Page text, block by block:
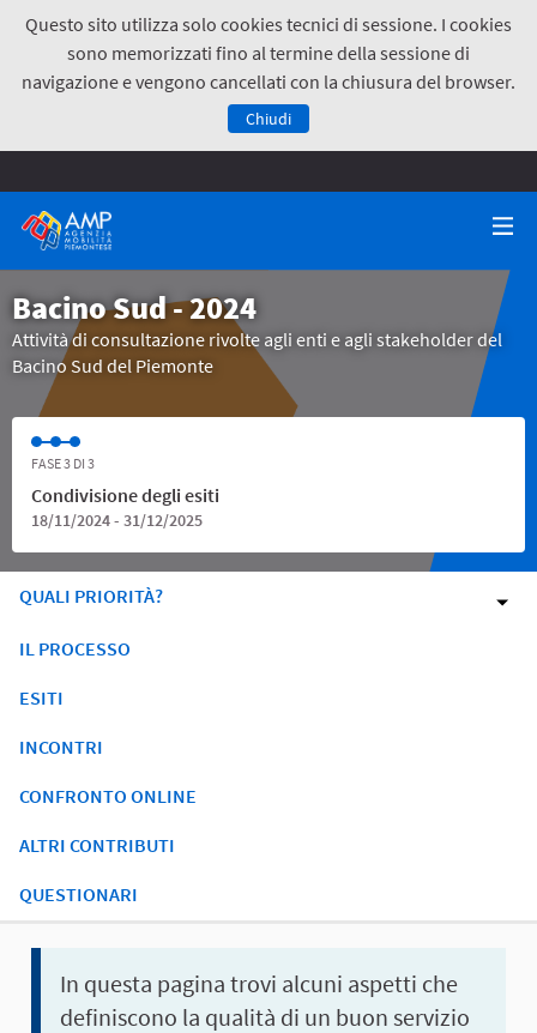
Questo sito utilizza solo cookies tecnici di sessione. I cookies
sono memorizzati fino al termine della sessione di
navigazione e vengono cancellati con la chiusura del browser.
Chiudi
Bacino Sud - 2024
Attività di consultazione rivolte agli enti e agli stakeholder del
Bacino Sud del Piemonte
FASE 3 DI 3
Condivisione degli esiti
18/11/2024 - 31/12/2025
QUALI PRIORITÀ?
IL PROCESSO
ESITI
INCONTRI
CONFRONTO ONLINE
ALTRI CONTRIBUTI
QUESTIONARI
In questa pagina trovi alcuni aspetti che
definiscono la qualità di un buon servizio